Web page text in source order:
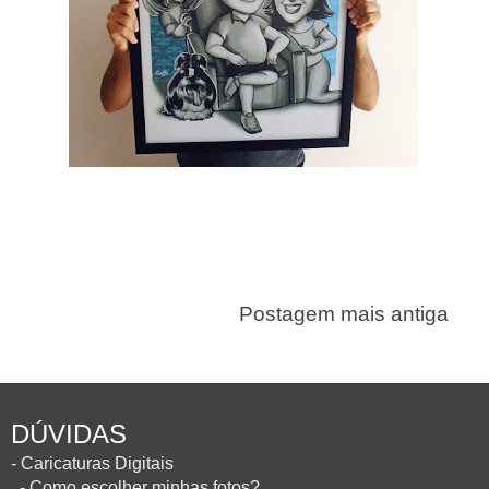
Postagem mais antiga
DÚVIDAS
- Caricaturas Digitais